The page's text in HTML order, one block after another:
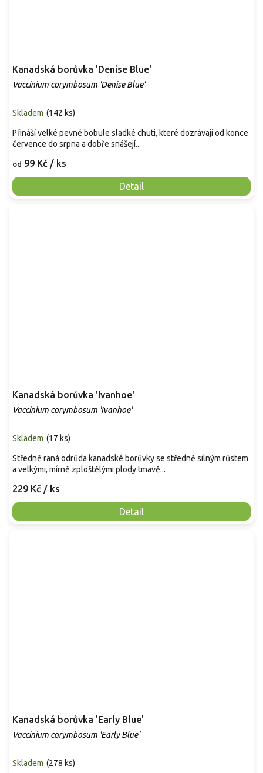
Kanadská borůvka 'Denise Blue'
Vaccinium corymbosum 'Denise Blue'
Skladem (142 ks)
od 99 Kč / ks
Detail
Přináší velké pevné bobule sladké chuti, které dozrávají od konce
července do srpna a dobře snášejí...
Kanadská borůvka 'Ivanhoe'
Vaccinium corymbosum 'Ivanhoe'
Skladem (17 ks)
229 Kč / ks
Detail
Středně raná odrůda kanadské borůvky se středně silným růstem
a velkými, mírně zploštělými plody tmavě...
Kanadská borůvka 'Early Blue'
Vaccinium corymbosum 'Early Blue'
Skladem (278 ks)